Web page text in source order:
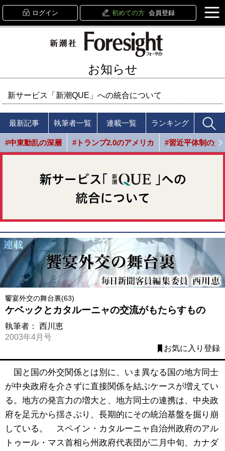
ログイン 初めての方 会員登録
お知らせ
新サービス「新潮QUE」への統合について
最新記事 執筆者一覧 連載一覧 ランキング
#中東動乱の深層 #トランプ2.0のアメリカ #習近平体制の光
饗宴外交の舞台裏(63)
ケベックとカタルーニャの交流がもたらすもの
執筆者： 西川恵
2003年4月号
お気に入り登録
国と国の外交関係とは別に、いま異なる国の地方同士
が中央政府を介さずに直接関係を結ぶケースが増えてい
る。地方の発言力の増大と、地方同士の連携は、中央政
府を足元から揺さぶり、長期的にその統治基盤を掘り崩
している。 スペイン・カタルーニャ自治州政府のアル
トゥール・マス首相ら州政府代表団が二月中旬、カナダ